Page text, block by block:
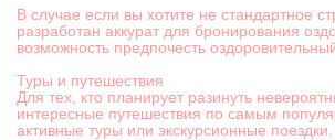
В случае если вы хотите не стандартное
разработан аккурат для бронирования
возможность предпочесть
Туры и путешествия
Для тех, кто планирует разинуть
интересные путешествия по самым
активные туры или экскурсионные поездки.